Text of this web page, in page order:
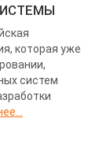
которая уже
систем